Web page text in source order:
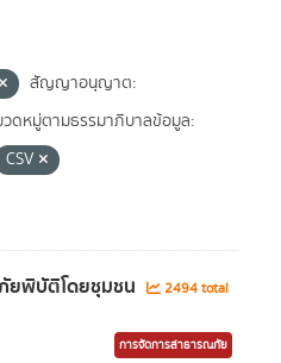
สัญญาอนุญาต:
วดหมู่ตามธรรมาภิบาลข้อมูล:
CSV
ยพิบัติโดยชุมชน
2494 total
การจัดการสาธารณภัย